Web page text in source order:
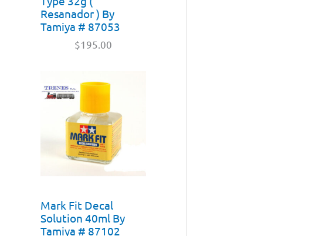
Resanador ) By
Tamiya # 87053
$195.00
Mark Fit Decal
Solution 40ml By
Tamiya # 87102